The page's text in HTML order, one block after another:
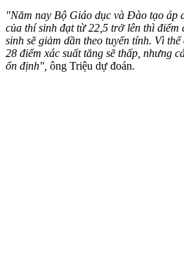
"Năm nay Bộ Giáo dục và Đào tạo áp
của thí sinh đạt từ 22,5 trở lên thì điểm
sinh sẽ giảm dần theo tuyến tính. Vì
28 điểm xác suất tăng sẽ thấp, nhưng
ổn định", ông Triệu dự đoán.